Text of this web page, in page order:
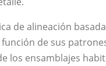
de alineación
de sus
los ensamblajes